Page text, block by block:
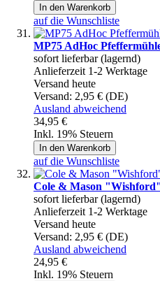
In den Warenkorb
auf die Wunschliste
MP75 AdHoc
sofort lieferbar (lagernd)
Anlieferzeit 1-2 Werktage
Versand heute
Versand: 2,95 € (DE)
Ausland abweichend
34,95 €
Inkl. 19% Steuern
In den Warenkorb
auf die Wunschliste
Cole & Mason
sofort lieferbar (lagernd)
Anlieferzeit 1-2 Werktage
Versand heute
Versand: 2,95 € (DE)
Ausland abweichend
24,95 €
Inkl. 19% Steuern